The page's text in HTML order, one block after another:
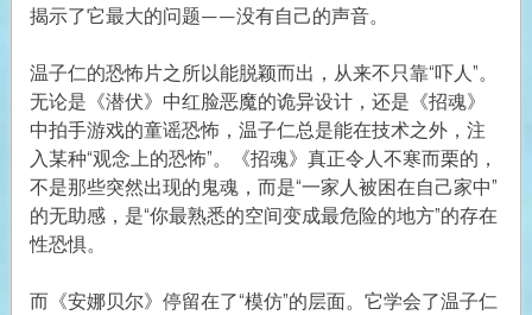
揭示了它最大的问题——没有自己的声音。
温子仁的恐怖片之所以能脱颖而出，从来不只靠“吓人”。
无论是《潜伏》中红脸恶魔的诡异设计，还是《招魂》
中拍手游戏的童谣恐怖，温子仁总是能在技术之外，注
入某种“观念上的恐怖”。《招魂》真正令人不寒而栗的，
不是那些突然出现的鬼魂，而是“一家人被困在自己家中”
的无助感，是“你最熟悉的空间变成最危险的地方”的存在
性恐惧。
而《安娜贝尔》停留在了“模仿”的层面。它学会了温子仁